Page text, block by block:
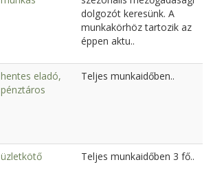
dolgozót keresünk. A
munkakörhöz tartozik az
éppen aktu..
hentes eladó,
pénztáros
Teljes munkaidőben..
üzletkötő Teljes munkaidőben 3 fő..